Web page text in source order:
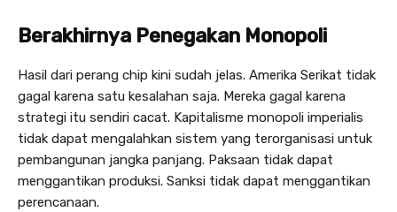
Berakhirnya Penegakan Monopoli
Hasil dari perang chip kini sudah jelas. Amerika Serikat tidak
gagal karena satu kesalahan saja. Mereka gagal karena
strategi itu sendiri cacat. Kapitalisme monopoli imperialis
tidak dapat mengalahkan sistem yang terorganisasi untuk
pembangunan jangka panjang. Paksaan tidak dapat
menggantikan produksi. Sanksi tidak dapat menggantikan
perencanaan.